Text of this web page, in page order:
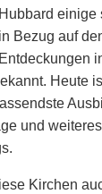
Hubbard einige
in Bezug auf
Entdeckungen
Heute
und
Kirchen